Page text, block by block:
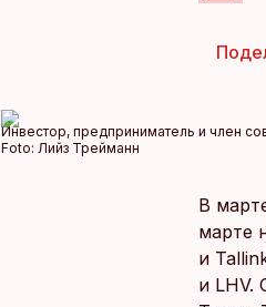
Инвестор, предприниматель и член
Foto: Лийз Трейманн
В
марте
и
и LHV.